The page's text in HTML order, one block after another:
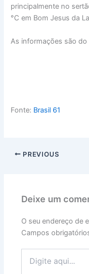
principalmente no
°C em Bom Jesus da
As informações são do
Fonte: Brasil 61
PREVIOUS
Deixe um
O seu endereço de
Campos
aqui...